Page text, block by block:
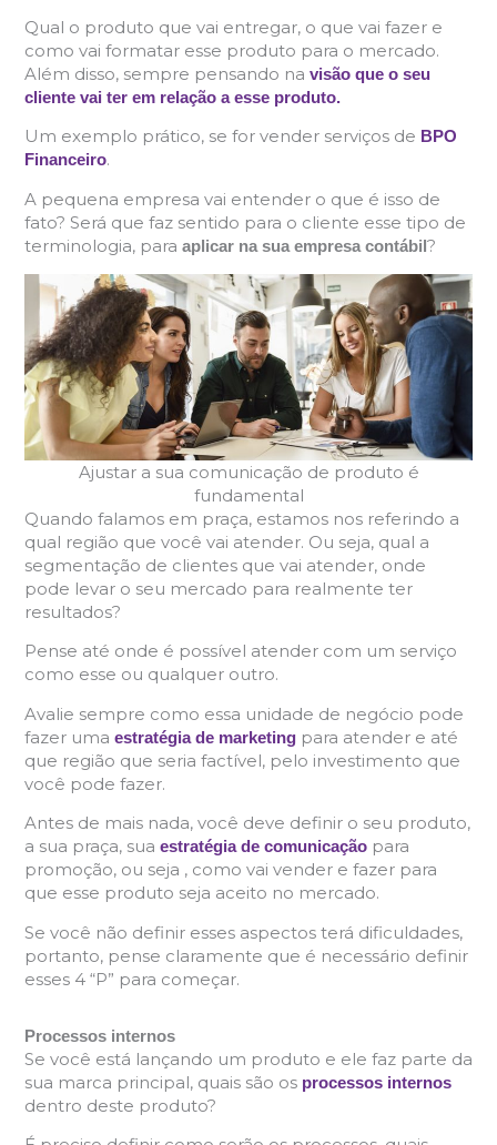
Qual o produto que vai entregar, o que vai fazer e
como vai formatar esse produto para o mercado.
Além disso, sempre pensando na visão que o seu
cliente vai ter em relação a esse produto.
Um exemplo prático, se for vender serviços de BPO
Financeiro.
A pequena empresa vai entender o que é isso de
fato? Será que faz sentido para o cliente esse tipo de
terminologia, para aplicar na sua empresa contábil?
Ajustar a sua comunicação de produto é
fundamental
Quando falamos em praça, estamos nos referindo a
qual região que você vai atender. Ou seja, qual a
segmentação de clientes que vai atender, onde
pode levar o seu mercado para realmente ter
resultados?
Pense até onde é possível atender com um serviço
como esse ou qualquer outro.
Avalie sempre como essa unidade de negócio pode
fazer uma estratégia de marketing para atender e até
que região que seria factível, pelo investimento que
você pode fazer.
Antes de mais nada, você deve definir o seu produto,
a sua praça, sua estratégia de comunicaçãopara
promoção, ou seja , como vai vender e fazer para
que esse produto seja aceito no mercado.
Se você não definir esses aspectos terá dificuldades,
portanto, pense claramente que é necessário definir
esses 4 “P” para começar.
Processos internos
Se você está lançando um produto e ele faz parte da
sua marca principal, quais são os processos internos
dentro deste produto?